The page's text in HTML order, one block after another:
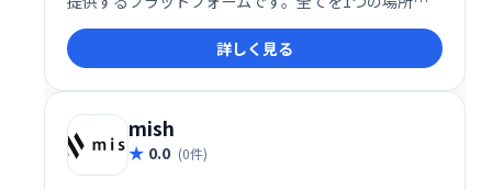
集約し、簡単にアクセスできます。ゲームプレイをカ
スタマイズし、新たな楽しみ方を見つけましょう！数
千ものModとTrainerが、あなたのゲーム体験をレベ
ルアップさせます。wemod.comで、今すぐお好みの
ゲームを探して、プレイスタイルを自由にカスタマイ
ズしましょう！
詳しく見る
mish
0.0 (0件)